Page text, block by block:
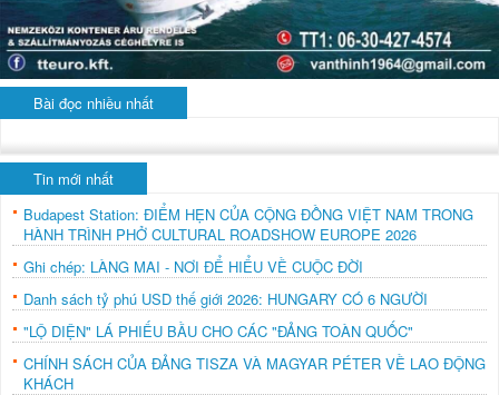
Bài đọc nhiều nhất
Tin mới nhất
Budapest Station: ĐIỂM HẸN CỦA CỘNG ĐỒNG VIỆT NAM TRONG
HÀNH TRÌNH PHỞ CULTURAL ROADSHOW EUROPE 2026
Ghi chép: LÀNG MAI - NƠI ĐỂ HIỂU VỀ CUỘC ĐỜI
Danh sách tỷ phú USD thế giới 2026: HUNGARY CÓ 6 NGƯỜI
"LỘ DIỆN" LÁ PHIẾU BẦU CHO CÁC "ĐẢNG TOÀN QUỐC"
CHÍNH SÁCH CỦA ĐẢNG TISZA VÀ MAGYAR PÉTER VỀ LAO ĐỘNG
KHÁCH